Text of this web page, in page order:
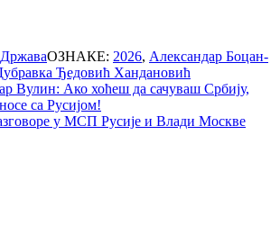
ДржаваОЗНАКЕ: 2026, Александар Боцан-
Ђедовић Хандановић
Вулин: Ако хоћеш да сачуваш Србију,
са Русијом!
у МСП Русије и Влади Москве